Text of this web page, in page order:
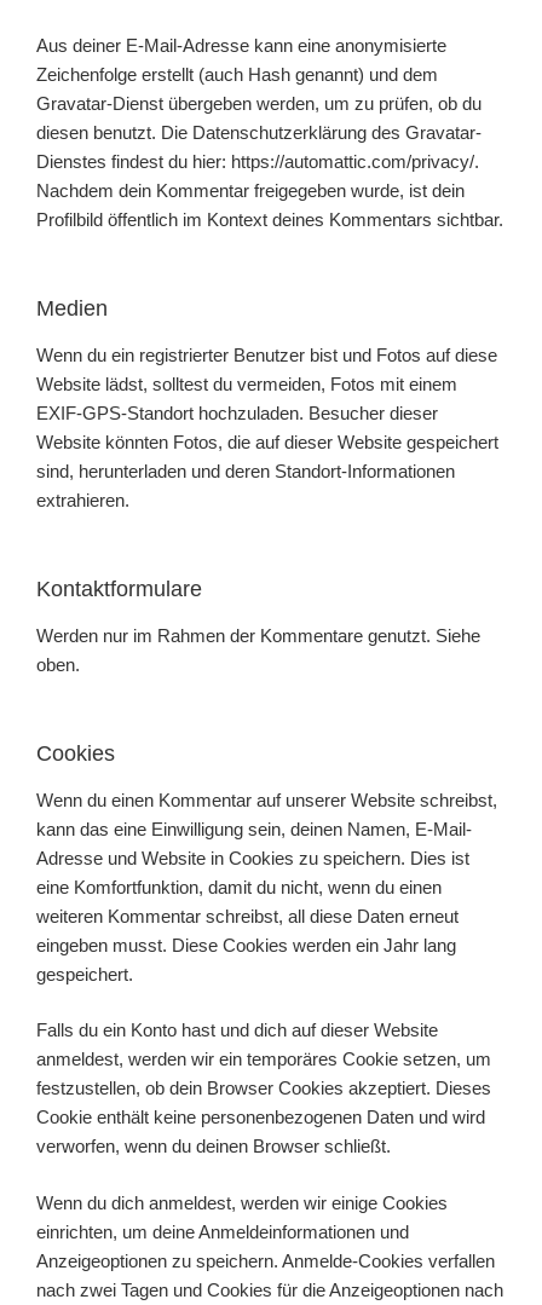
Aus deiner E-Mail-Adresse kann eine anonymisierte
Zeichenfolge erstellt (auch Hash genannt) und dem
Gravatar-Dienst übergeben werden, um zu prüfen, ob du
diesen benutzt. Die Datenschutzerklärung des Gravatar-
Dienstes findest du hier: https://automattic.com/privacy/.
Nachdem dein Kommentar freigegeben wurde, ist dein
Profilbild öffentlich im Kontext deines Kommentars sichtbar.
Medien
Wenn du ein registrierter Benutzer bist und Fotos auf diese
Website lädst, solltest du vermeiden, Fotos mit einem
EXIF-GPS-Standort hochzuladen. Besucher dieser
Website könnten Fotos, die auf dieser Website gespeichert
sind, herunterladen und deren Standort-Informationen
extrahieren.
Kontaktformulare
Werden nur im Rahmen der Kommentare genutzt. Siehe
oben.
Cookies
Wenn du einen Kommentar auf unserer Website schreibst,
kann das eine Einwilligung sein, deinen Namen, E-Mail-
Adresse und Website in Cookies zu speichern. Dies ist
eine Komfortfunktion, damit du nicht, wenn du einen
weiteren Kommentar schreibst, all diese Daten erneut
eingeben musst. Diese Cookies werden ein Jahr lang
gespeichert.
Falls du ein Konto hast und dich auf dieser Website
anmeldest, werden wir ein temporäres Cookie setzen, um
festzustellen, ob dein Browser Cookies akzeptiert. Dieses
Cookie enthält keine personenbezogenen Daten und wird
verworfen, wenn du deinen Browser schließt.
Wenn du dich anmeldest, werden wir einige Cookies
einrichten, um deine Anmeldeinformationen und
Anzeigeoptionen zu speichern. Anmelde-Cookies verfallen
nach zwei Tagen und Cookies für die Anzeigeoptionen nach